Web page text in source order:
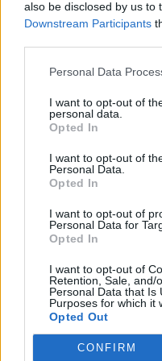
also be disclosed by us to
Downstream Participants
Personal Data
I want to opt-out of
personal data.
Opted In
I want to opt-out of
Personal Data.
Opted In
I want to opt-out of
Personal Data for
Opted In
I want to opt-out of
Retention, Sale, and/
Personal Data that Is
Purposes for which it
Opted Out
CONFIRM
Colheita de
Hospital Sousa
de agosto
DESTAQUES